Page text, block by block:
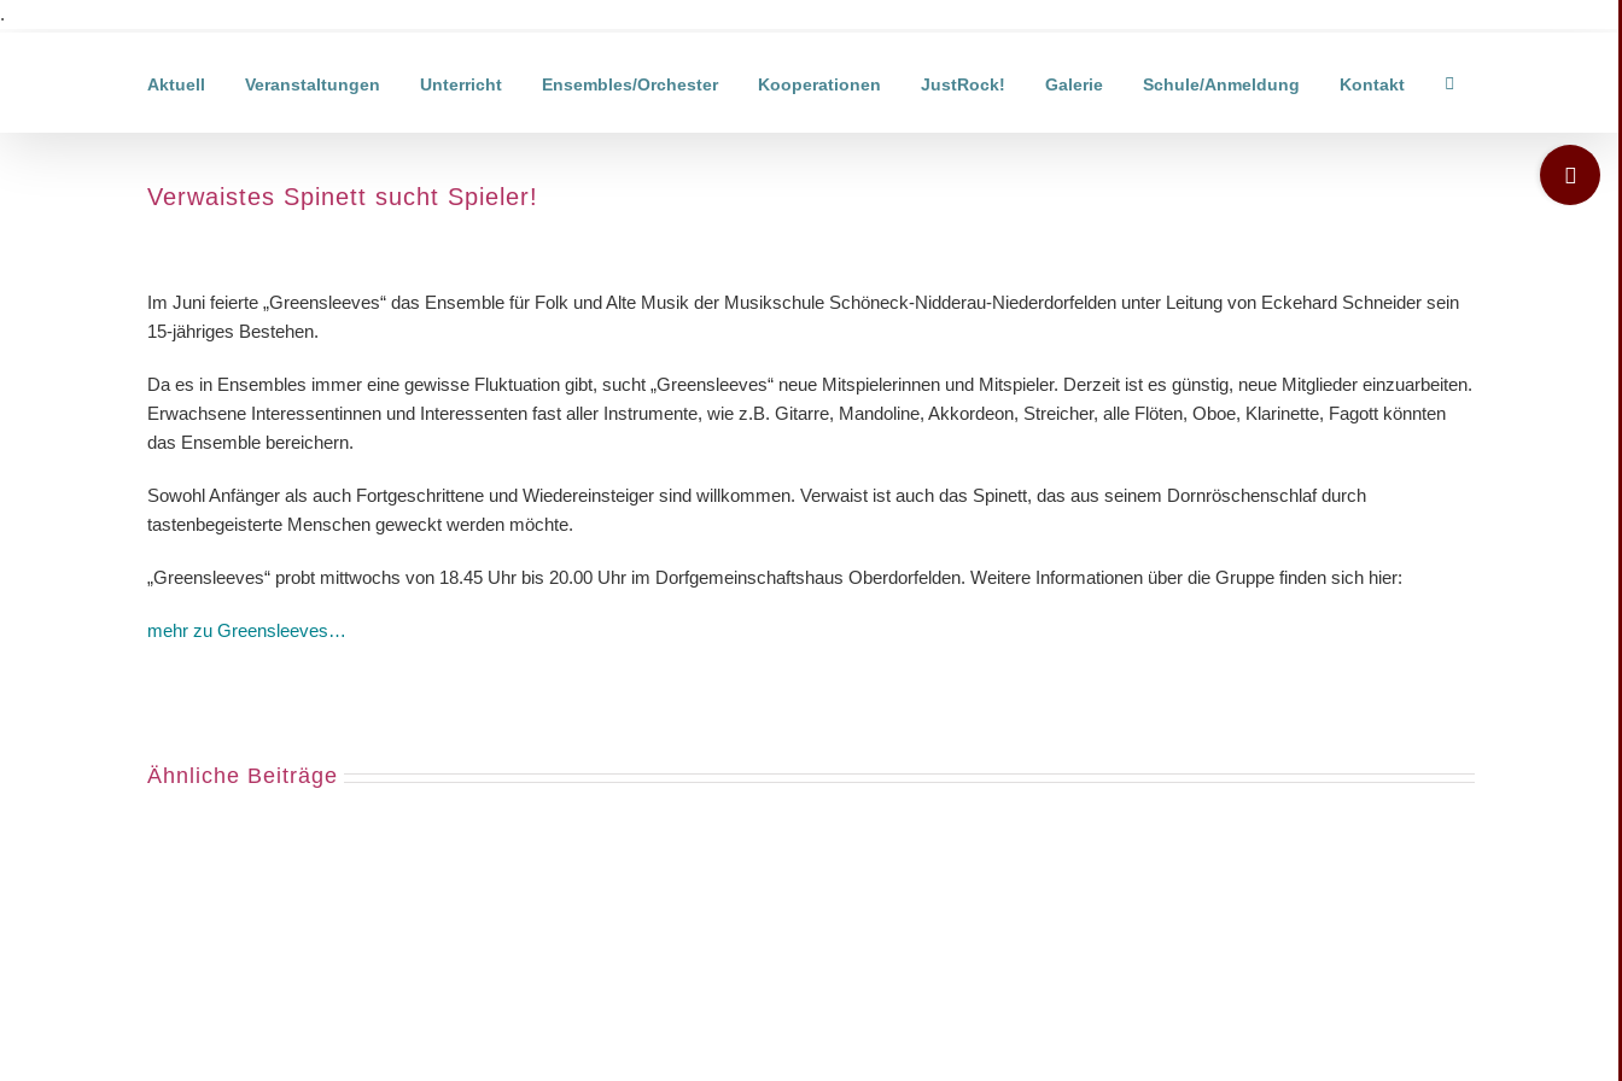
.
Aktuell Veranstaltungen Unterricht Ensembles/Orchester Kooperationen JustRock! Galerie Schule/Anmeldung Kontakt
Verwaistes Spinett sucht Spieler!
grösseres
Bild
Im Juni feierte „Greensleeves“ das Ensemble für Folk und Alte Musik der Musikschule Schöneck-Nidderau-Niederdorfelden unter Leitung von Eckehard Schneider sein
15-jähriges Bestehen.
Da es in Ensembles immer eine gewisse Fluktuation gibt, sucht „Greensleeves“ neue Mitspielerinnen und Mitspieler. Derzeit ist es günstig, neue Mitglieder einzuarbeiten.
Erwachsene Interessentinnen und Interessenten fast aller Instrumente, wie z.B. Gitarre, Mandoline, Akkordeon, Streicher, alle Flöten, Oboe, Klarinette, Fagott könnten
das Ensemble bereichern.
Sowohl Anfänger als auch Fortgeschrittene und Wiedereinsteiger sind willkommen. Verwaist ist auch das Spinett, das aus seinem Dornröschenschlaf durch
tastenbegeisterte Menschen geweckt werden möchte.
„Greensleeves“ probt mittwochs von 18.45 Uhr bis 20.00 Uhr im Dorfgemeinschaftshaus Oberdorfelden. Weitere Informationen über die Gruppe finden sich hier:
mehr zu Greensleeves…
Ähnliche Beiträge
Toggle
Sliding